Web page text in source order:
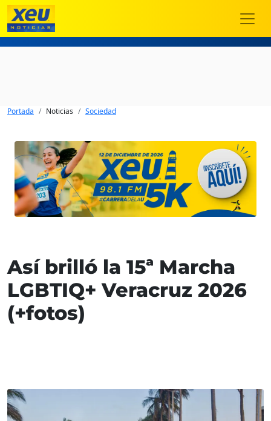
Portada Noticias Sociedad
Así brilló la 15ª Marcha
LGBTIQ+ Veracruz 2026
(+fotos)